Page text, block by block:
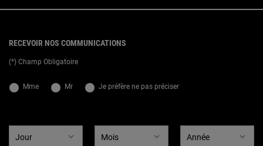
RECEVOIR NOS COMMUNICATIONS
(*) Champ Obligatoire
newslettersignup.title.legend
Mme Mr Je préfère ne pas préciser